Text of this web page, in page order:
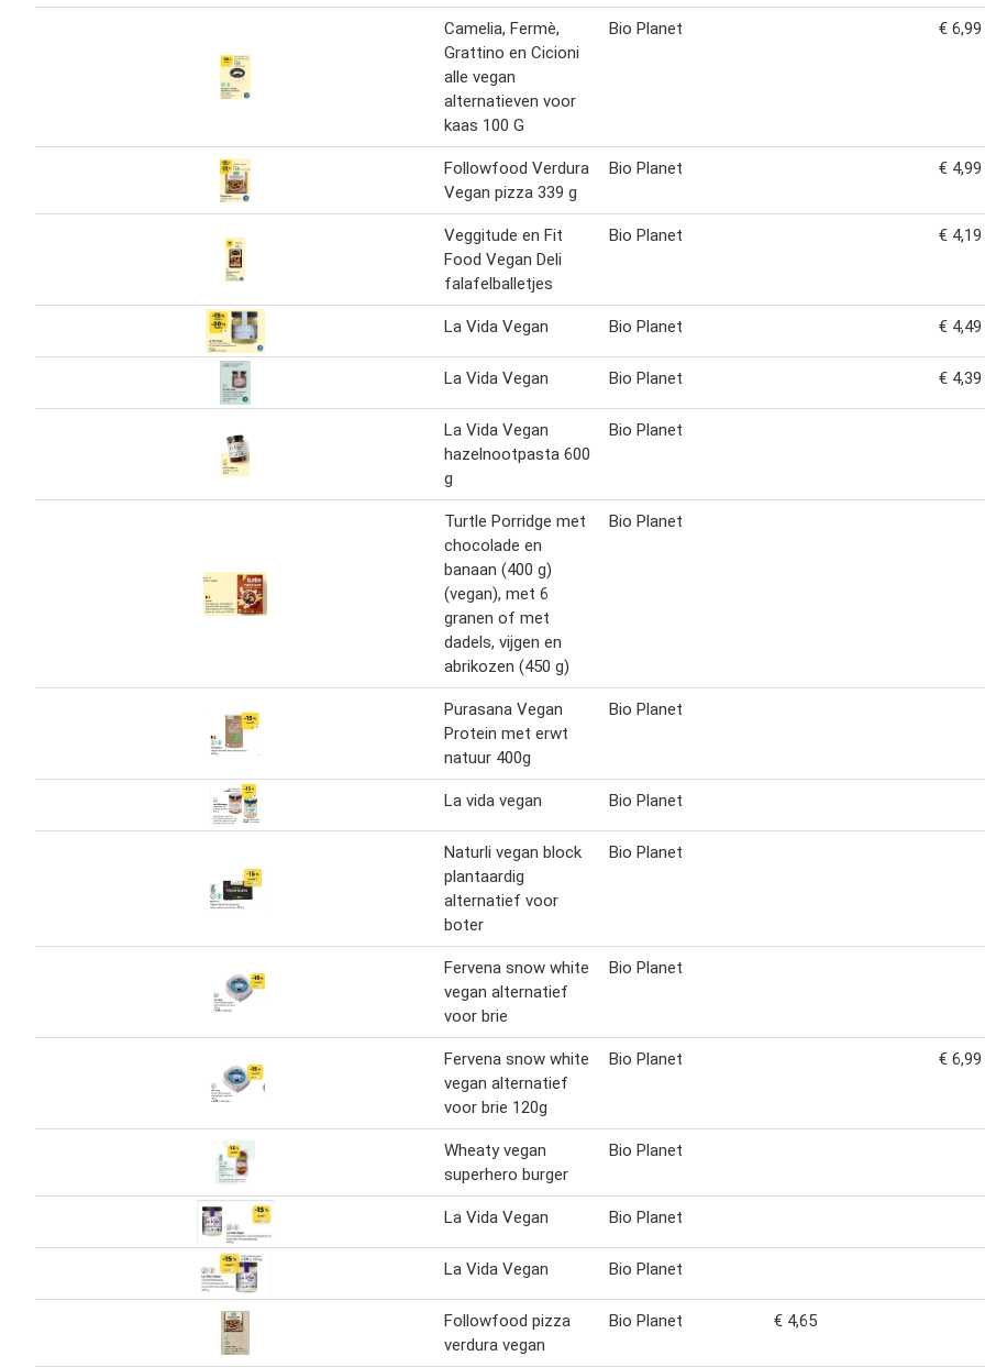
Camelia, Fermè,
Grattino en Cicioni
alle vegan
alternatieven voor
kaas 100 G
Bio Planet € 6,99
Followfood Verdura
Vegan pizza 339 g
Bio Planet € 4,99
Veggitude en Fit
Food Vegan Deli
falafelballetjes
Bio Planet € 4,19
La Vida Vegan Bio Planet € 4,49
La Vida Vegan Bio Planet € 4,39
La Vida Vegan
hazelnootpasta 600
g
Bio Planet
Turtle Porridge met
chocolade en
banaan (400 g)
(vegan), met 6
granen of met
dadels, vijgen en
abrikozen (450 g)
Bio Planet
Purasana Vegan
Protein met erwt
natuur 400g
Bio Planet
La vida vegan Bio Planet
Naturli vegan block
plantaardig
alternatief voor
boter
Bio Planet
Fervena snow white
vegan alternatief
voor brie
Bio Planet
Fervena snow white
vegan alternatief
voor brie 120g
Bio Planet € 6,99
Wheaty vegan
superhero burger
Bio Planet
La Vida Vegan Bio Planet
La Vida Vegan Bio Planet
Followfood pizza
verdura vegan
Bio Planet € 4,65